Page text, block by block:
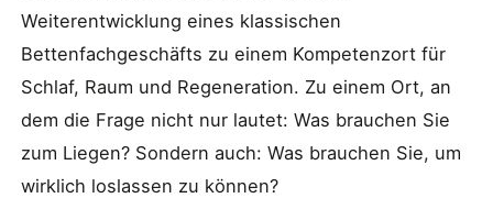
Weiterentwicklung eines klassischen
Bettenfachgeschäfts zu einem Kompetenzort für
Schlaf, Raum und Regeneration. Zu einem Ort, an
dem die Frage nicht nur lautet: Was brauchen Sie
zum Liegen? Sondern auch: Was brauchen Sie, um
wirklich loslassen zu können?